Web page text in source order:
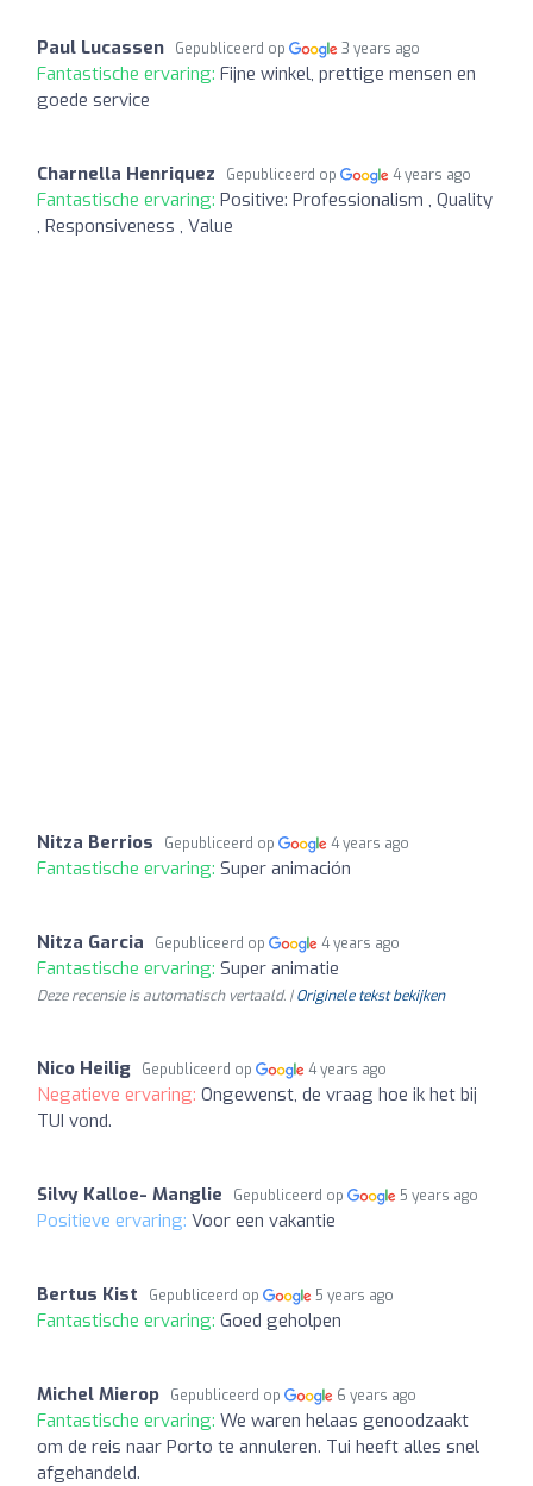
Paul Lucassen Gepubliceerd op 3 years ago
Fantastische ervaring: Fijne winkel, prettige mensen en
goede service
Charnella Henriquez Gepubliceerd op 4 years ago
Fantastische ervaring: Positive: Professionalism , Quality
, Responsiveness , Value
Nitza Berrios Gepubliceerd op 4 years ago
Fantastische ervaring: Super animación
Nitza Garcia Gepubliceerd op 4 years ago
Fantastische ervaring: Super animatie
Deze recensie is automatisch vertaald. |Originele tekst bekijken
Nico Heilig Gepubliceerd op 4 years ago
Negatieve ervaring: Ongewenst, de vraag hoe ik het bij
TUI vond.
Silvy Kalloe- Manglie Gepubliceerd op 5 years ago
Positieve ervaring: Voor een vakantie
Bertus Kist Gepubliceerd op 5 years ago
Fantastische ervaring: Goed geholpen
Michel Mierop Gepubliceerd op 6 years ago
Fantastische ervaring: We waren helaas genoodzaakt
om de reis naar Porto te annuleren. Tui heeft alles snel
afgehandeld.